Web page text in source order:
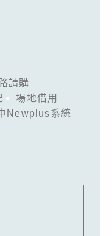
請購
場地借用
Newplus系統